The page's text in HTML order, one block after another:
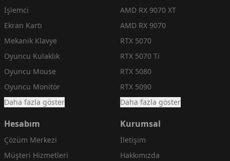
İşlemci
Ekran Kartı
Mekanik Klavye
Oyuncu Kulaklık
Oyuncu Mouse
Oyuncu Monitör
Daha fazla göster
AMD RX 9070 XT
AMD RX 9070
RTX 5070
RTX 5070 Ti
RTX 5080
RTX 5090
Daha fazla göster
Hesabım
Çözüm Merkezi
Müşteri Hizmetleri
Kurumsal
İletişim
Hakkımızda